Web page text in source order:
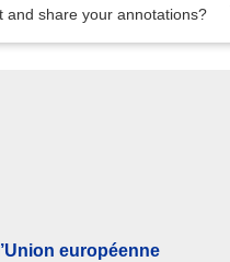
and share your annotations?
de
européenne